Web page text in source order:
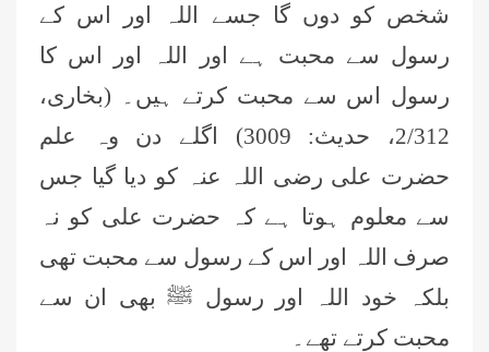
شخص کو دوں گا جسے اللہ اور اس کے
رسول سے محبت ہے اور اللہ اور اس کا
رسول اس سے محبت کرتے ہیں۔ (بخاری،
2/312، حدیث: 3009) اگلے دن وہ علم
حضرت علی رضی اللہ عنہ کو دیا گیا جس
سے معلوم ہوتا ہے کہ حضرت علی کو نہ
صرف اللہ اور اس کے رسول سے محبت تھی
بلکہ خود اللہ اور رسول ﷺ بھی ان سے
محبت کرتے تھے۔